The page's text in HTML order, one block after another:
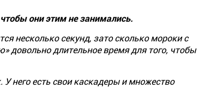
они этим не занимались.
несколько секунд, зато сколько мороки с
довольно длительное время для того, чтобы
него есть свои каскадеры и множество